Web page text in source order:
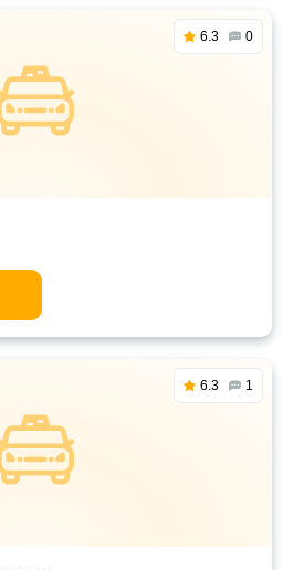
6.3 0
6.3 1